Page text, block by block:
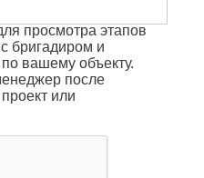
просмотра этапов
бригадиром и
вашему объекту.
после
или